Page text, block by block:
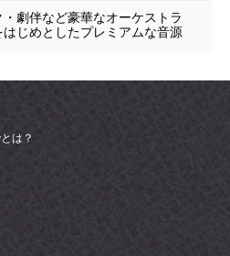
劇伴など豪華なオーケストラ
じめとしたプレミアムな音源
は？